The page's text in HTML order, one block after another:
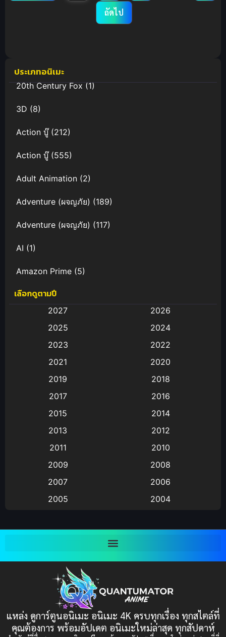
ถัดไป
ประเภทอนิเมะ
20th Century Fox(1)
3D (8)
Action บู๊(212)
Action บู๊(555)
Adult Animation (2)
Adventure (ผจญภัย) (189)
Adventure (ผจญภัย) (117)
AI (1)
Amazon Prime (5)
Anal (ประตูหลัง)
Animation การ์ตูน
Animation อนิเมะ
Animation แอนิเมชั่น
(9)
Big tits (นมใหญ่)
Bitch (ผู้หญิงร่าน)
Bondage (ทาส)(1)
(1)
Censored (เซ็นเซอร์)(19)
เลือกดูตามปี
2027
2026
2025
2024
2023
2022
2021
2020
2019
2018
2017
2016
2015
2014
2013
2012
2011
2010
2009
2008
2007
2006
2005
2004
1997
1993
1991
1989
1988
แหล่ง ดูการ์ตูนอนิเมะ อนิเมะ 4K ครบทุกเรื่อง ทุกสไตล์ที่
คุณต้องการ พร้อมอัปเดต อนิเมะใหม่ล่าสุด ทุกสัปดาห์